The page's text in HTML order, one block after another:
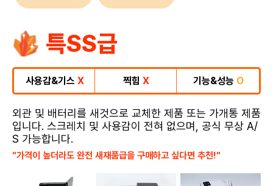
특SS급
사용감&기스 X 찍힘 X 기능&성능 O
외관 및 배터리를 새것으로 교체한 제품 또는 가개통 제품
입니다. 스크레치 및 사용감이 전혀 없으며, 공식 무상 A/
S 가능합니다.
"가격이 높더라도 완전 새재품급을 구매하고 싶다면 추천!"